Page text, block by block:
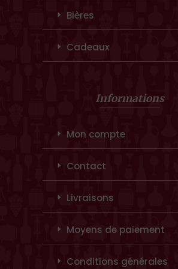
Bières
Cadeaux
Informations
Mon compte
Contact
Livraisons
Moyens de paiement
Conditions générales